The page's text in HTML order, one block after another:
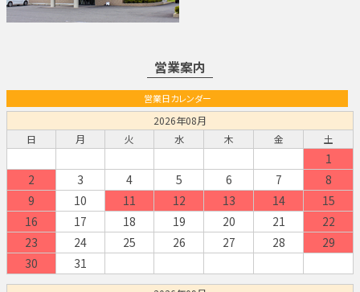
営業案内
営業日カレンダー
2026年08月
日
月 火 水 木 金 土
1
2
3 4 5 6 7
8
9
10 11 12 13 14
15
16
17 18 19 20 21
22
23
24 25 26 27 28
29
30
31